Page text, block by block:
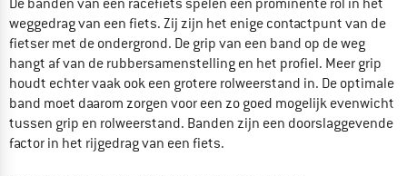
weggedrag van een fiets. Zij zijn het enige contactpunt van de
fietser met de ondergrond. De grip van een band op de weg
hangt af van de rubbersamenstelling en het profiel. Meer grip
houdt echter vaak ook een grotere rolweerstand in. De optimale
band moet daarom zorgen voor een zo goed mogelijk evenwicht
tussen grip en rolweerstand. Banden zijn een doorslaggevende
factor in het rijgedrag van een fiets.